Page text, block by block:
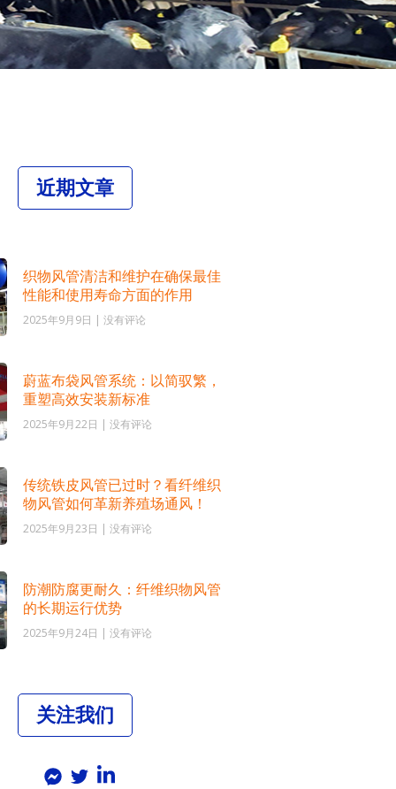
近期文章
织物风管清洁和维护在确保最佳
性能和使用寿命方面的作用
2025年9月9日
没有评论
蔚蓝布袋风管系统：以简驭繁，
重塑高效安装新标准
2025年9月22日
没有评论
传统铁皮风管已过时？看纤维织
物风管如何革新养殖场通风！
2025年9月23日
没有评论
防潮防腐更耐久：纤维织物风管
的长期运行优势
2025年9月24日
没有评论
关注我们